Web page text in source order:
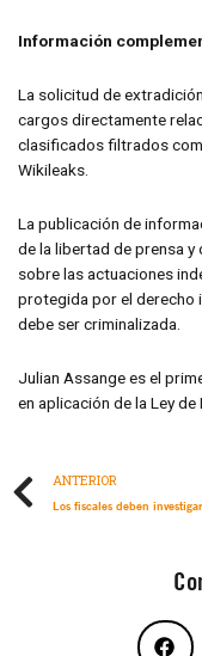
Información
La solicitud de
cargos directamente
clasificados filtrados
Wikileaks.
La publicación de
de la libertad de prensa y
sobre las actuaciones
protegida por el derecho
debe ser criminalizada.
Julian Assange es el
en aplicación de la Ley de
ANTERIOR